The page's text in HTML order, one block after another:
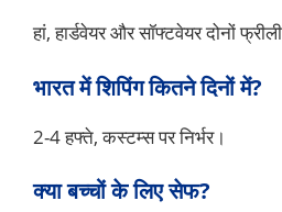
हां, हार्डवेयर और सॉफ्टवेयर दोनों
भारत में शिपिंग कितने दिनों में?
2-4 हफ्ते, कस्टम्स पर निर्भर।
क्या बच्चों के लिए सेफ?